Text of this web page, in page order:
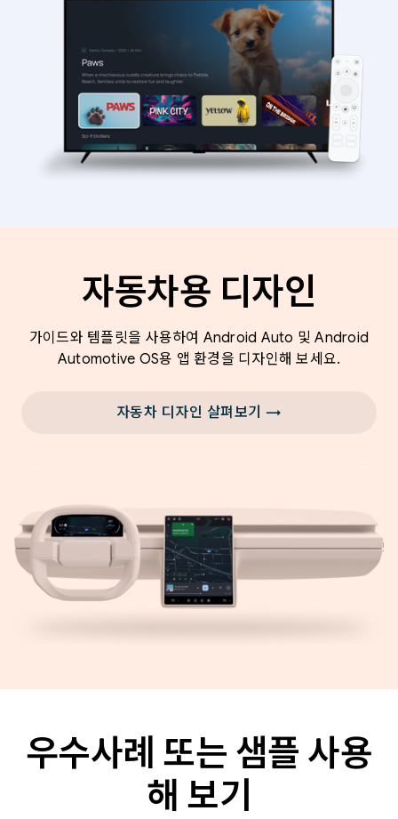
자동차용 디자인
가이드와 템플릿을 사용하여 Android Auto 및 Android
Automotive OS용 앱 환경을 디자인해 보세요.
자동차 디자인 살펴보기 →
우수사례 또는 샘플 사용
해 보기